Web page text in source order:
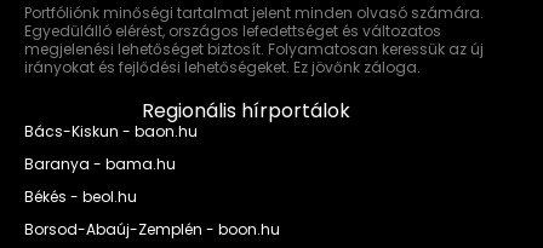
Portfóliónk minőségi tartalmat jelent minden olvasó számára.
Egyedülálló elérést, országos lefedettséget és változatos
megjelenési lehetőséget biztosít. Folyamatosan keressük az új
irányokat és fejlődési lehetőségeket. Ez jövőnk záloga.
Regionális hírportálok
Bács-Kiskun - baon.hu
Baranya - bama.hu
Békés - beol.hu
Borsod-Abaúj-Zemplén - boon.hu